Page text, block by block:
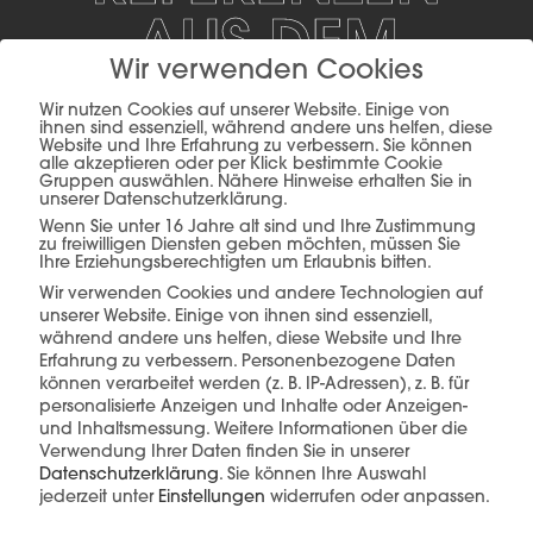
AUS DEM
WOHNBAU
Privater Raum Wohnbau
Wir verwenden Cookies
Wir nutzen Cookies auf unserer Website. Einige von
ihnen sind essenziell, während andere uns helfen, diese
Website und Ihre Erfahrung zu verbessern. Sie können
alle akzeptieren oder per Klick bestimmte Cookie
Gruppen auswählen. Nähere Hinweise erhalten Sie in
unserer Datenschutzerklärung.
Wenn Sie unter 16 Jahre alt sind und Ihre Zustimmung
zu freiwilligen Diensten geben möchten, müssen Sie
Ihre Erziehungsberechtigten um Erlaubnis bitten.
Wir verwenden Cookies und andere Technologien auf
unserer Website. Einige von ihnen sind essenziell,
während andere uns helfen, diese Website und Ihre
Erfahrung zu verbessern. Personenbezogene Daten
können verarbeitet werden (z. B. IP-Adressen), z. B. für
personalisierte Anzeigen und Inhalte oder Anzeigen-
und Inhaltsmessung. Weitere Informationen über die
Verwendung Ihrer Daten finden Sie in unserer
Datenschutzerklärung. Sie können Ihre Auswahl
jederzeit unter Einstellungen widerrufen oder anpassen.